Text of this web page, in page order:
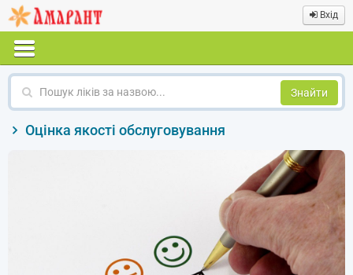
Вхід
Пошук
назвою
Оцінка якості обслуговування